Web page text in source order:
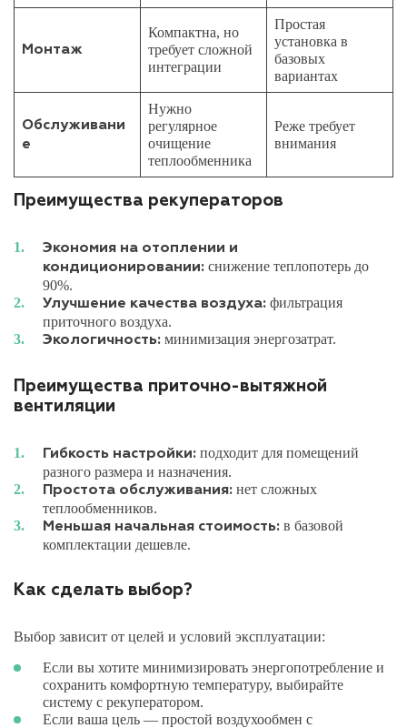
Монтаж
Компактна, но
требует сложной
интеграции
Простая
установка в
базовых
вариантах
Обслуживани
е
Нужно
регулярное
очищение
теплообменника
Реже требует
внимания
Преимущества рекуператоров
Экономия на отоплении и
кондиционировании: снижение теплопотерь до
90%.
Улучшение качества воздуха: фильтрация
приточного воздуха.
Экологичность: минимизация энергозатрат.
Преимущества приточно-вытяжной
вентиляции
Гибкость настройки: подходит для помещений
разного размера и назначения.
Простота обслуживания: нет сложных
теплообменников.
Меньшая начальная стоимость: в базовой
комплектации дешевле.
Как сделать выбор?
Выбор зависит от целей и условий эксплуатации:
Если вы хотите минимизировать энергопотребление и
сохранить комфортную температуру, выбирайте
систему с рекуператором.
Если ваша цель — простой воздухообмен с